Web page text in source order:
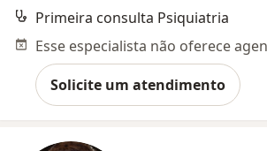
Primeira consulta Psiquiatria
Solicite um atendimento